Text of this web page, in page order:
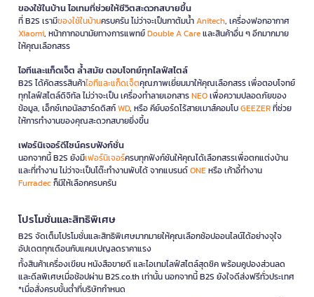
ของใช้ในบ้าน ไอเทมที่ช่วยให้ชีวิตสะดวกสบายขึ้น
ที่ B2S เรามีของใช้ในบ้านครบครัน ไม่ว่าจะเป็นกาต้มน้ำAnitech, เครื่องฟอกอากาศ
Xiaomi, หน้ากากอนามัยทางการแพทย์Double A Careและสินค้าอื่น ๆ อีกมากมาย
ให้คุณเลือกสรร
ไอทีและแก็ดเจ็ต ล้ำสมัย ตอบโจทย์ทุกไลฟ์สไตล์
B2S ได้คัดสรรสินค้าไอทีและแก็ดเจ็ตคุณภาพเยี่ยมมาให้คุณเลือกสรร เพื่อตอบโจทย์
ทุกไลฟ์สไตล์ดิจิทัล ไม่ว่าจะเป็น เครื่องทำลายเอกสารNEOเพื่อความปลอดภัยของ
ข้อมูล, เอ็กซ์เทอนัลฮาร์ดดิสก์WD, หรือ คีย์บอร์ดไร้สายเมาส์คอมโบGEEZERที่ช่วย
ให้การทำงานของคุณสะดวกสบายยิ่งขึ้น
เฟอร์นิเจอร์ดีไซน์ครบฟังก์ชั่น
นอกจากนี้ B2S ยังมีเฟอร์นิเจอร์ครบทุกฟังก์ชันให้คุณได้เลือกสรรเพื่อตกแต่งบ้าน
และที่ทำงาน ไม่ว่าจะเป็นโต๊ะทำงานพับได้ จากแบรนด์ONEหรือ เก้าอี้ทำงาน
Furradecก็มีให้เลือกครบครัน
โปรโมชั่นและสิทธิพิเศษ
B2S จัดเต็มโปรโมชั่นและสิทธิพิเศษมากมายให้คุณเลือกช้อปออนไลน์ได้อย่างจุใจ
อัปเดตทุกเดือนกับแคมเปญลดราคาแรง
ทั้งสินค้าเครื่องเขียน หนังสือขายดี และไอเทมไลฟ์สไตล์สุดชิค พร้อมคูปองส่วนลด
และดีลพิเศษเมื่อช้อปผ่าน B2S.co.th เท่านั้น นอกจากนี้ B2S ยังใจดีส่งฟรีทั่วประเทศ
*เมื่อสั่งครบขั้นต่ำที่บริษัทกำหนด